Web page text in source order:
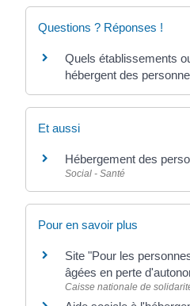
Questions ? Réponses !
Quels établissements
hébergent des
Et aussi
Hébergement des
Social - Santé
Pour en savoir plus
Site "Pour les
âgées en perte
Caisse nationale de